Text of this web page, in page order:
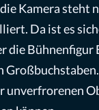
Kamera steht
Da ist es
die
unverfrorenen